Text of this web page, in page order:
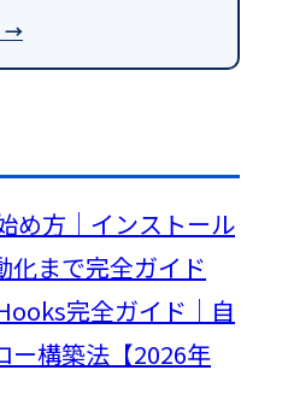
→
め方｜インストール
化まで完全ガイド
完全ガイド｜自
ー構築法【2026年